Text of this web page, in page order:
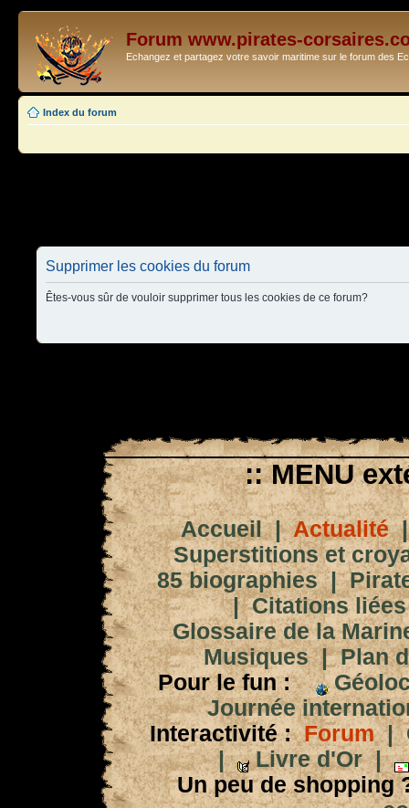
Forum www.pirates-
Echangez et partagez votre savoir maritime sur le forum des
Index du forum
Supprimer les cookies du forum
Êtes-vous sûr de vouloir supprimer tous les cookies de ce forum?
:: MENU
Accueil|Actualité
Superstitions et
85 biographies|
|Citations
Glossaire de la
Musiques|Plan
Pour le fun :
Journée
Interactivité : Forum|
|
Livre d'Or|
Un peu de shopping